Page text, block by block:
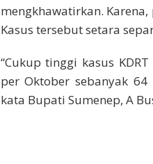
mengkhawatirkan.
Kasus tersebut setara
“Cukup tinggi kasus
per Oktober sebanyak 64
kata Bupati Sumenep, A